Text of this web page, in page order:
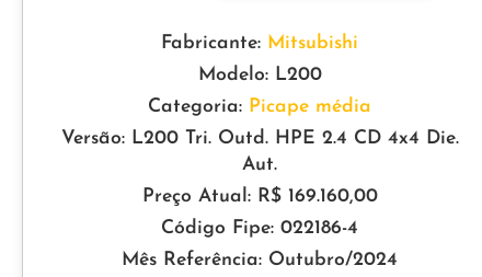
Fabricante: Mitsubishi
Modelo: L200
Categoria: Picape média
Versão: L200 Tri. Outd. HPE 2.4 CD 4x4 Die.
Aut.
Preço Atual: R$ 169.160,00
Código Fipe: 022186-4
Mês Referência: Outubro/2024